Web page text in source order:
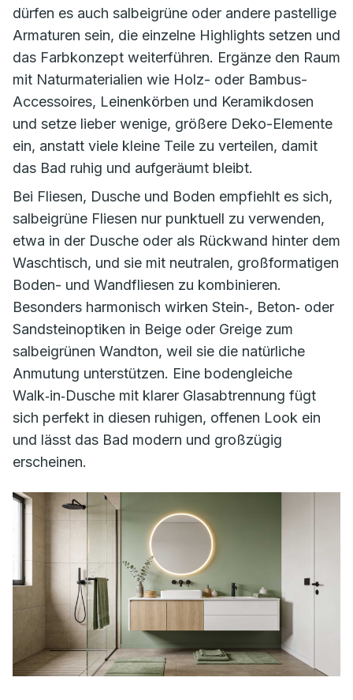
dürfen es auch salbeigrüne oder andere pastellige
Armaturen sein, die einzelne Highlights setzen und
das Farbkonzept weiterführen. Ergänze den Raum
mit Naturmaterialien wie Holz- oder Bambus-
Accessoires, Leinenkörben und Keramikdosen
und setze lieber wenige, größere Deko-Elemente
ein, anstatt viele kleine Teile zu verteilen, damit
das Bad ruhig und aufgeräumt bleibt.
Bei Fliesen, Dusche und Boden empfiehlt es sich,
salbeigrüne Fliesen nur punktuell zu verwenden,
etwa in der Dusche oder als Rückwand hinter dem
Waschtisch, und sie mit neutralen, großformatigen
Boden- und Wandfliesen zu kombinieren.
Besonders harmonisch wirken Stein‑, Beton‑ oder
Sandsteinoptiken in Beige oder Greige zum
salbeigrünen Wandton, weil sie die natürliche
Anmutung unterstützen. Eine bodengleiche
Walk‑in‑Dusche mit klarer Glasabtrennung fügt
sich perfekt in diesen ruhigen, offenen Look ein
und lässt das Bad modern und großzügig
erscheinen.